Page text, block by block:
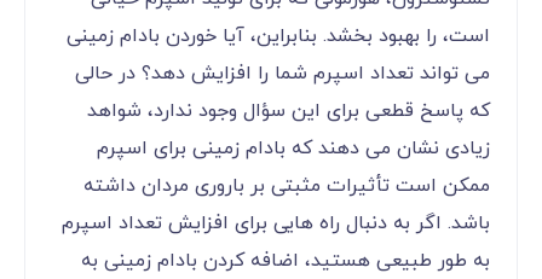
است، را بهبود بخشد. بنابراین، آیا خوردن بادام زمینی
می‌ تواند تعداد اسپرم شما را افزایش دهد؟ در حالی
که پاسخ قطعی برای این سؤال وجود ندارد، شواهد
زیادی نشان می ‌دهند که بادام زمینی برای اسپرم
ممکن است تأثیرات مثبتی بر باروری مردان داشته
باشد. اگر به دنبال راه‌ هایی برای افزایش تعداد اسپرم
به ‌طور طبیعی هستید، اضافه کردن بادام زمینی به